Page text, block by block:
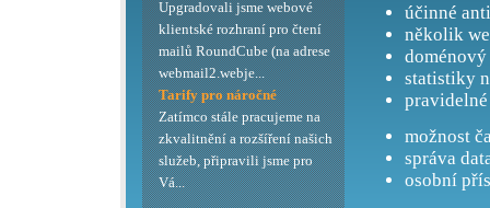
účinné
několik
doménový
statistiky
možnost
správa
osobní
Upgradovali jsme webové
klientské rozhraní pro čtení
mailů RoundCube (na adrese
webmail2.webje...
Tarify pro náročné
Zatímco stále pracujeme na
zkvalitnění a rozšíření našich
služeb, připravili jsme pro
Vá...